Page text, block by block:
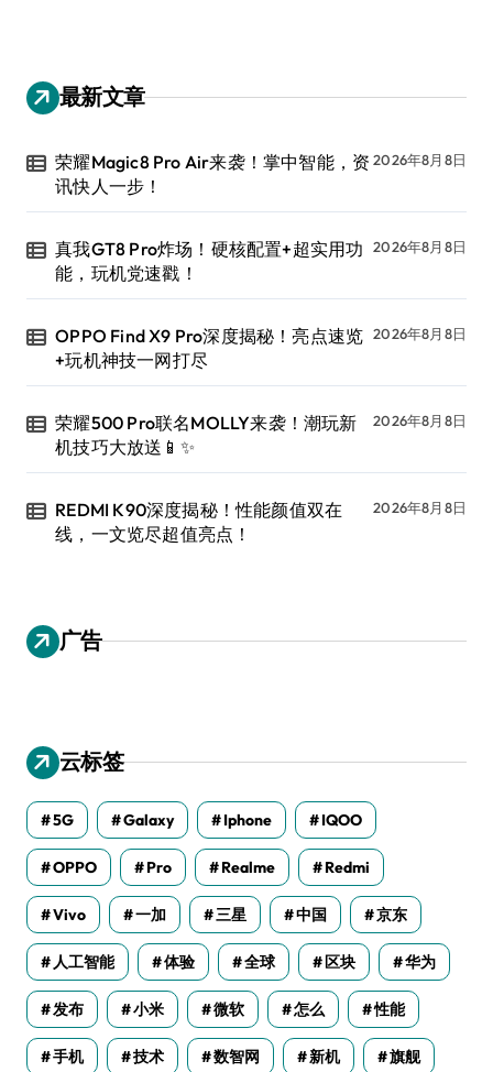
最新文章
荣耀Magic8 Pro Air来袭！掌中智能，资
讯快人一步！
2026年8月8日
真我GT8 Pro炸场！硬核配置+超实用功
能，玩机党速戳！
2026年8月8日
OPPO Find X9 Pro深度揭秘！亮点速览
+玩机神技一网打尽
2026年8月8日
荣耀500 Pro联名MOLLY来袭！潮玩新
机技巧大放送📱✨
2026年8月8日
REDMI K90深度揭秘！性能颜值双在
线，一文览尽超值亮点！
2026年8月8日
广告
云标签
5G Galaxy Iphone IQOO
OPPO Pro Realme Redmi
Vivo 一加 三星 中国 京东
人工智能 体验 全球 区块 华为
发布 小米 微软 怎么 性能
手机 技术 数智网 新机 旗舰